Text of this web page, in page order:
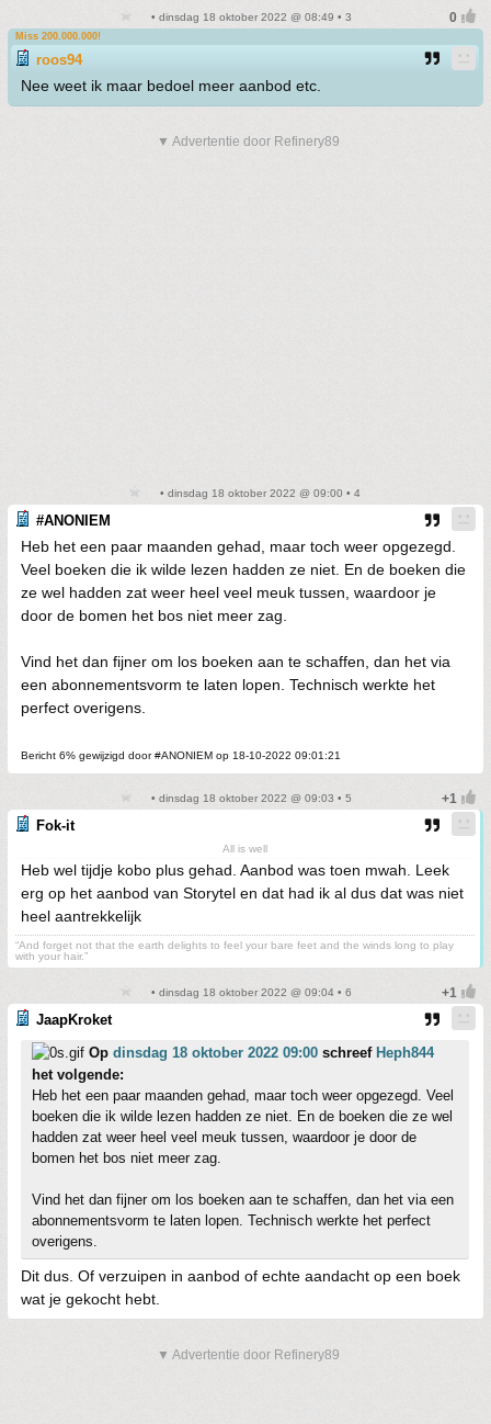
• dinsdag 18 oktober 2022 @ 08:49 • 3
Miss 200.000.000!
roos94
Nee weet ik maar bedoel meer aanbod etc.
▼ Advertentie door Refinery89
• dinsdag 18 oktober 2022 @ 09:00 • 4
#ANONIEM
Heb het een paar maanden gehad, maar toch weer opgezegd.
Veel boeken die ik wilde lezen hadden ze niet. En de boeken die
ze wel hadden zat weer heel veel meuk tussen, waardoor je
door de bomen het bos niet meer zag.
Vind het dan fijner om los boeken aan te schaffen, dan het via
een abonnementsvorm te laten lopen. Technisch werkte het
perfect overigens.
Bericht 6% gewijzigd door #ANONIEM op 18-10-2022 09:01:21
• dinsdag 18 oktober 2022 @ 09:03 • 5
Fok-it
All is well
Heb wel tijdje kobo plus gehad. Aanbod was toen mwah. Leek
erg op het aanbod van Storytel en dat had ik al dus dat was niet
heel aantrekkelijk
“And forget not that the earth delights to feel your bare feet and the winds long to play
with your hair.”
• dinsdag 18 oktober 2022 @ 09:04 • 6
JaapKroket
Op dinsdag 18 oktober 2022 09:00 schreef Heph844
het volgende:
Heb het een paar maanden gehad, maar toch weer opgezegd. Veel
boeken die ik wilde lezen hadden ze niet. En de boeken die ze wel
hadden zat weer heel veel meuk tussen, waardoor je door de
bomen het bos niet meer zag.
Vind het dan fijner om los boeken aan te schaffen, dan het via een
abonnementsvorm te laten lopen. Technisch werkte het perfect
overigens.
Dit dus. Of verzuipen in aanbod of echte aandacht op een boek
wat je gekocht hebt.
▼ Advertentie door Refinery89